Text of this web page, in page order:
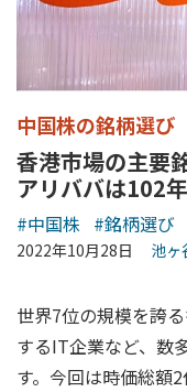
中国株の銘柄選び
香港市場の主要
アリババは102
#中国株 #銘柄選び
2022年10月28日 池ヶ
世界7位の規模を誇
するIT企業など、数
す。今回は時価総額